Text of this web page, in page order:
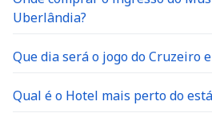
Uberlândia?
Que dia será o jogo do Cruzeiro
Qual é o Hotel mais perto do